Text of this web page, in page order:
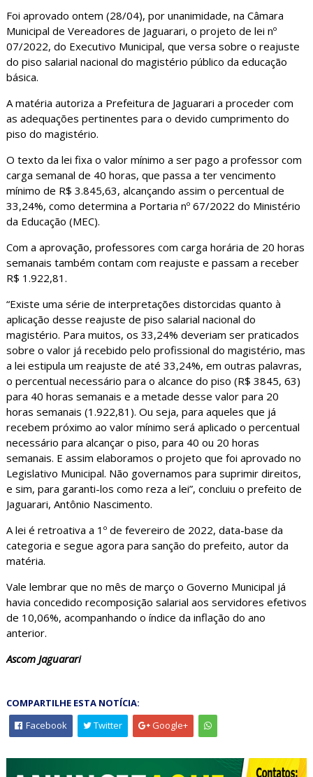
Foi aprovado ontem (28/04), por unanimidade, na Câmara
Municipal de Vereadores de Jaguarari, o projeto de lei nº
07/2022, do Executivo Municipal, que versa sobre o reajuste
do piso salarial nacional do magistério público da educação
básica.
A matéria autoriza a Prefeitura de Jaguarari a proceder com
as adequações pertinentes para o devido cumprimento do
piso do magistério.
O texto da lei fixa o valor mínimo a ser pago a professor com
carga semanal de 40 horas, que passa a ter vencimento
mínimo de R$ 3.845,63, alcançando assim o percentual de
33,24%, como determina a Portaria nº 67/2022 do Ministério
da Educação (MEC).
Com a aprovação, professores com carga horária de 20 horas
semanais também contam com reajuste e passam a receber
R$ 1.922,81.
“Existe uma série de interpretações distorcidas quanto à
aplicação desse reajuste de piso salarial nacional do
magistério. Para muitos, os 33,24% deveriam ser praticados
sobre o valor já recebido pelo profissional do magistério, mas
a lei estipula um reajuste de até 33,24%, em outras palavras,
o percentual necessário para o alcance do piso (R$ 3845, 63)
para 40 horas semanais e a metade desse valor para 20
horas semanais (1.922,81). Ou seja, para aqueles que já
recebem próximo ao valor mínimo será aplicado o percentual
necessário para alcançar o piso, para 40 ou 20 horas
semanais. E assim elaboramos o projeto que foi aprovado no
Legislativo Municipal. Não governamos para suprimir direitos,
e sim, para garanti-los como reza a lei”, concluiu o prefeito de
Jaguarari, Antônio Nascimento.
A lei é retroativa a 1º de fevereiro de 2022, data-base da
categoria e segue agora para sanção do prefeito, autor da
matéria.
Vale lembrar que no mês de março o Governo Municipal já
havia concedido recomposição salarial aos servidores efetivos
de 10,06%, acompanhando o índice da inflação do ano
anterior.
Ascom Jaguarari
COMPARTILHE ESTA NOTÍCIA:
Facebook
Twitter Google+